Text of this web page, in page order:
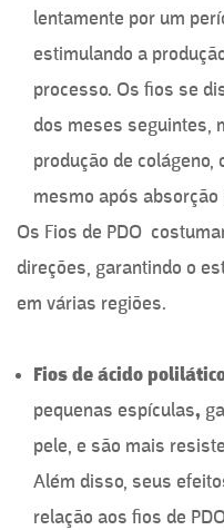
lentamente por um
estimulando a
processo. Os fios se
dos meses seguintes,
produção de
mesmo após absorção
Os Fios de PDO
direções, garantindo o
em várias regiões.
Fios de ácido
pequenas espículas,
pele, e são mais
Além disso, seus
relação aos fios de